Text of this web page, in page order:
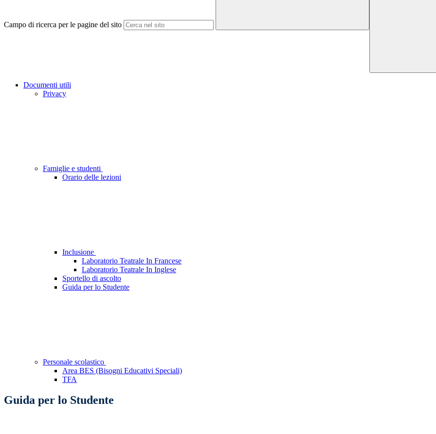
Campo di ricerca per le pagine del sito
Documenti utili
Privacy
Famiglie e studenti
Orario delle lezioni
Inclusione
Laboratorio Teatrale In Francese
Laboratorio Teatrale In Inglese
Sportello di ascolto
Guida per lo Studente
Personale scolastico
Area BES (Bisogni Educativi Speciali)
TFA
Guida per lo Studente